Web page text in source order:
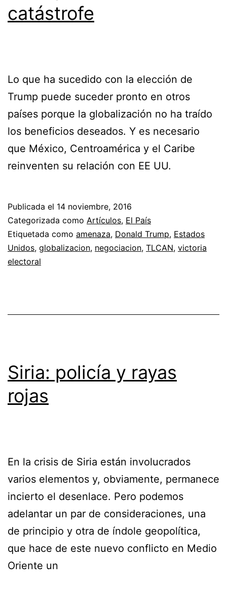
catástrofe
Lo que ha sucedido con la elección de
Trump puede suceder pronto en otros
países porque la globalización no ha traído
los beneficios deseados. Y es necesario
que México, Centroamérica y el Caribe
reinventen su relación con EE UU.
Publicada el 14 noviembre, 2016
Categorizada como Artículos, El País
Etiquetada como amenaza, Donald Trump, Estados
Unidos, globalizacion, negociacion, TLCAN, victoria
electoral
Siria: policía y rayas
rojas
En la crisis de Siria están involucrados
varios elementos y, obviamente, permanece
incierto el desenlace. Pero podemos
adelantar un par de consideraciones, una
de principio y otra de índole geopolítica,
que hace de este nuevo conflicto en Medio
Oriente un